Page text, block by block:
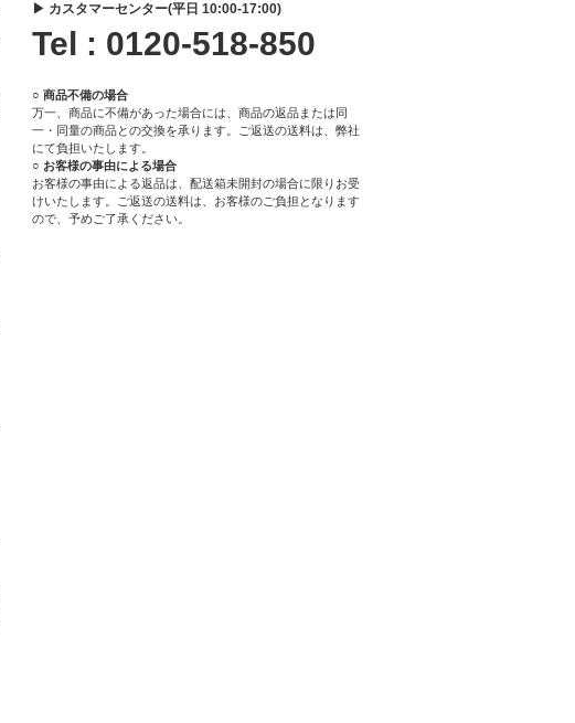
▶ カスタマーセンター(平日 10:00-17:00)
Tel : 0120-518-850
○ 商品不備の場合
万一、商品に不備があった場合には、商品の返品または同
一・同量の商品との交換を承ります。ご返送の送料は、弊社
にて負担いたします。
○ お客様の事由による場合
お客様の事由による返品は、配送箱未開封の場合に限りお受
けいたします。ご返送の送料は、お客様のご負担となります
ので、予めご了承ください。